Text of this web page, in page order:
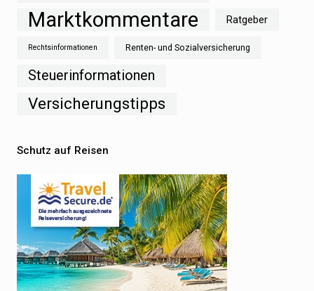
Marktkommentare Ratgeber
Rechtsinformationen Renten- und Sozialversicherung
Steuerinformationen
Versicherungstipps
Schutz auf Reisen